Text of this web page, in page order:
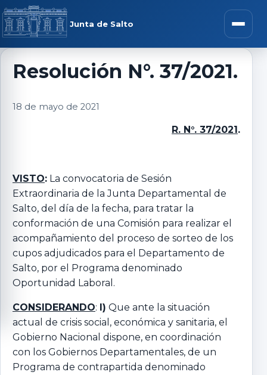
Saltar al contenido
Junta de Salto Abrir
menú
Resolución N°. 37/2021.
18 de mayo de 2021
R. N°. 37/2021.
VISTO: La convocatoria de Sesión
Extraordinaria de la Junta Departamental de
Salto, del día de la fecha, para tratar la
conformación de una Comisión para realizar el
acompañamiento del proceso de sorteo de los
cupos adjudicados para el Departamento de
Salto, por el Programa denominado
Oportunidad Laboral.
CONSIDERANDO: I) Que ante la situación
actual de crisis social, económica y sanitaria, el
Gobierno Nacional dispone, en coordinación
con los Gobiernos Departamentales, de un
Programa de contrapartida denominado